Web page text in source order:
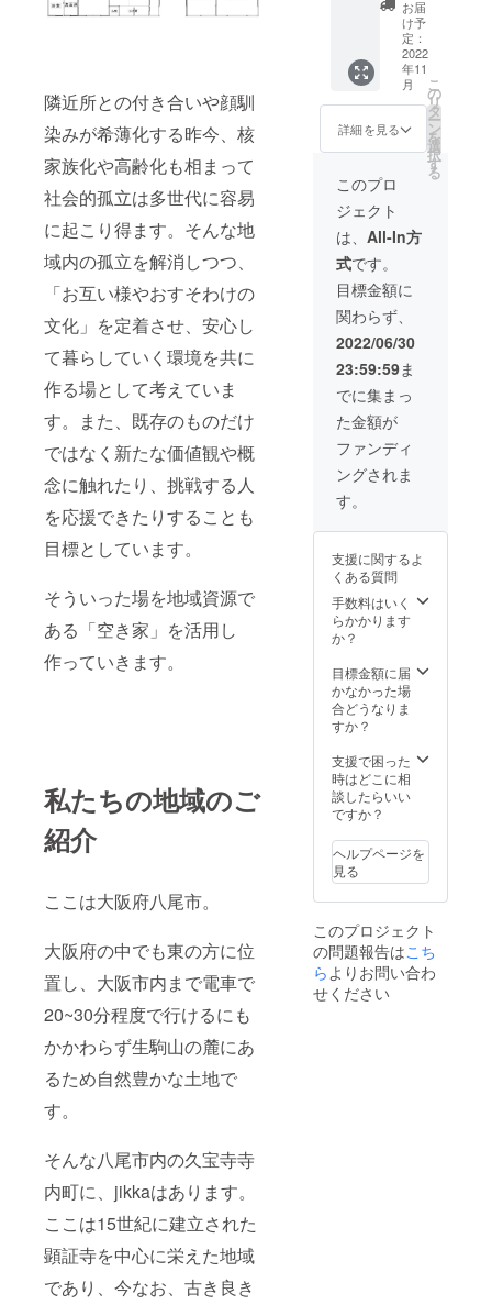
隣近所との付き合いや顔馴
染みが希薄化する昨今、核
家族化や高齢化も相まって
社会的孤立は多世代に容易
に起こり得ます。そんな地
域内の孤立を解消しつつ、
「お互い様やおすそわけの
文化」を定着させ、安心し
て暮らしていく環境を共に
作る場として考えていま
す。また、既存のものだけ
ではなく新たな価値観や概
念に触れたり、挑戦する人
を応援できたりすることも
目標としています。
そういった場を地域資源で
ある「空き家」を活用し
作っていきます。
私たちの地域のご
紹介
ここは大阪府八尾市。
大阪府の中でも東の方に位
置し、大阪市内まで電車で
20~30分程度で行けるにも
かかわらず生駒山の麓にあ
るため自然豊かな土地で
す。
そんな八尾市内の久宝寺寺
内町に、jikkaはあります。
ここは15世紀に建立された
顕証寺を中心に栄えた地域
であり、今なお、古き良き
も可能
です。
ご年齢
に合わ
せて対
応致し
で、ご
相談く
い。(別
途お子
様料金
が発生
能性が
ありま
す)
になり
ます。
とした
もの。
母から
の愛を
お届け
しま
す。 ・
ンドむ
で、に
ぎっ
て。の
お米2合
・マル
ゲン醤
油醸造
元 手
付けぽ
ん酢 ・
木村石
鹸 お
掃除
セット
・ラピ
ゴ入り
歯ブラ
シ5本 ※
最短賞
味期限
発送か
及び添
加物等
の食品
商品の
ラベル
に表記
されま
で、に
ぎっ
て。開
催チ
ケッ
ト。 お
むすび
スタン
すん
で、に
ぎっ
て。】
があな
たの地
域のご
縁を結
びに出
張しま
す！ 美
味しい
おむす
びと、
ご当地
具材を
頬張れ
ば‥笑
間違い
ご当地
具材な
ど、そ
の土地
ラボを
含めた
おむす
ショッ
プで
す。 ※
まちづ
地域イ
ベント
を多数
企画し
スタッ
フがお
伺いし
ます。
※交通費
お届
け予
定：
2022
年11
月
詳細を見る
こ
の
リ
タ
ー
ン
を
選
択
す
る
このプロ
ジェクト
は、 All-In方
式です。
目標金額に
関わらず、
2022/06/30
23:59:59ま
でに集まっ
た金額が
ファンディ
ングされま
す。
支援に関するよ
くある質問
手数料はいく
らかかります
か？
目標金額に届
かなかった場
合どうなりま
すか？
支援で困った
時はどこに相
談したらいい
ですか？
ヘルプページを
見る
このプロジェクト
の問題報告はこち
らよりお問い合わ
せください